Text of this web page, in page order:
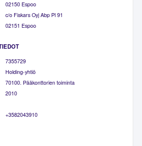
02150 Espoo
c/o Fiskars Oyj Abp Pl 91
02151 Espoo
7355729
Holding-yhtiö
70100. Pääkonttorien toiminta
2010
+3582043910